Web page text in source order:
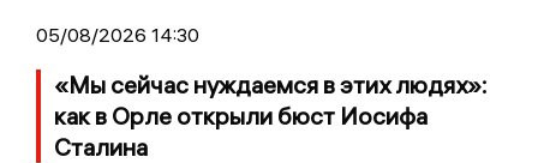
05/08/2026 14:30
«Мы сейчас нуждаемся в этих людях»:
как в Орле открыли бюст Иосифа
Сталина